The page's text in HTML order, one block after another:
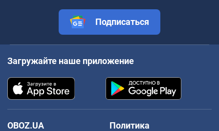
Подписаться
Загружайте наше приложение
OBOZ.UA
Политика